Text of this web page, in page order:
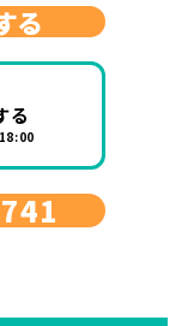
る
る